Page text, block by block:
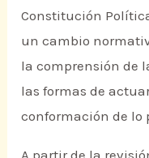
Constitución
un cambio
la comprensión de
las formas de
conformación de lo